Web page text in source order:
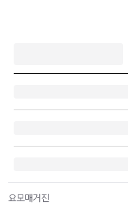
요모매거진